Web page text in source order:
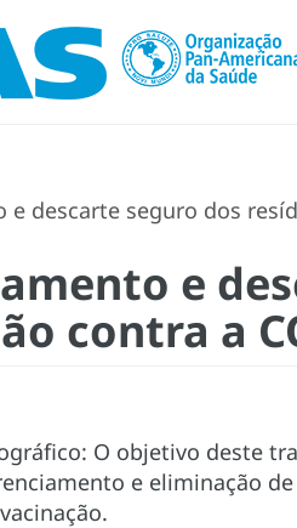
e descarte seguro dos
e
contra a
O objetivo deste
e eliminação